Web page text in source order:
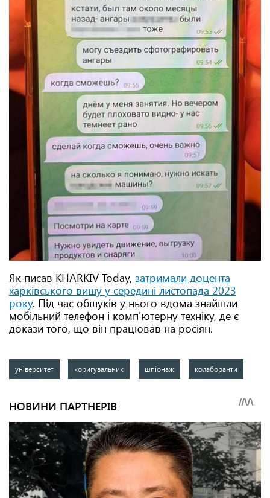
Як писав KHARKIV Today, затримали доцента
харківського вишу у середині листопада 2023
року. Під час обшуків у нього вдома знайшли
мобільний телефон і комп'ютерну техніку, де є
докази того, що він працював на росіян.
університет коригувальник шпіонаж колаборанти